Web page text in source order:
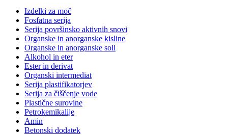
Izdelki za moč
Fosfatna serija
Serija površinsko aktivnih snovi
Organske in anorganske kisline
Organske in anorganske soli
Alkohol in eter
Ester in derivat
Organski intermediat
Serija plastifikatorjev
Serija za čiščenje vode
Plastične surovine
Petrokemikalije
Amin
Betonski dodatek